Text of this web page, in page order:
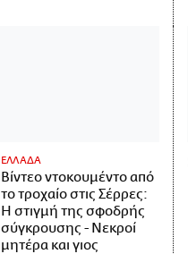
ΕΛΛΑΔΑ
Βίντεο ντοκουμέντο από
το τροχαίο στις Σέρρες:
Η στιγμή της σφοδρής
σύγκρουσης - Νεκροί
μητέρα και γιος